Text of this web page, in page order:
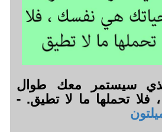
سيستمر معك طوال
تحملها ما لا تطيق. -